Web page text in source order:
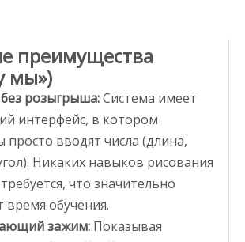
преимущества
мы»)
розыгрыша:Система имеет
интерфейс, в котором
просто вводят числа (длина,
Никаких навыков рисования
что значительно
время обучения.
зажим: Показывая